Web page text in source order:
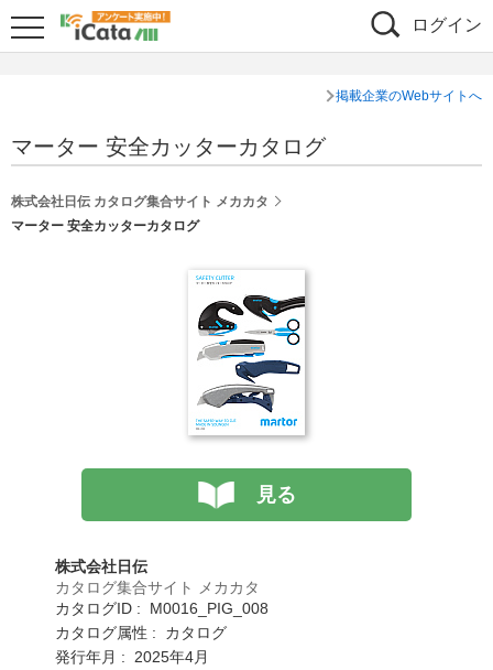
ログイン
掲載企業のWebサイトへ
マーター 安全カッターカタログ
株式会社日伝 カタログ集合サイト メカカタ
マーター 安全カッターカタログ
見る
株式会社日伝
カタログ集合サイト メカカタ
カタログID : M0016_PIG_008
カタログ属性 : カタログ
発行年月 : 2025年4月